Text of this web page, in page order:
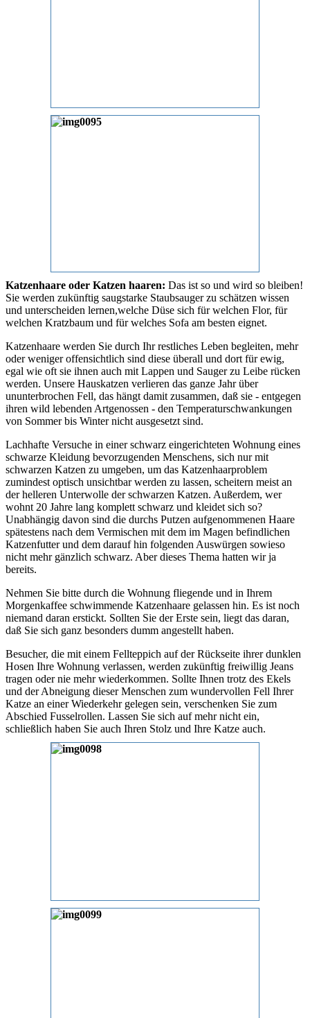
Katzenhaare oder Katzen haaren: Das ist so und wird so bleiben!
Sie werden zukünftig saugstarke Staubsauger zu schätzen wissen
und unterscheiden lernen,welche Düse sich für welchen Flor, für
welchen Kratzbaum und für welches Sofa am besten eignet.
Katzenhaare werden Sie durch Ihr restliches Leben begleiten, mehr
oder weniger offensichtlich sind diese überall und dort für ewig,
egal wie oft sie ihnen auch mit Lappen und Sauger zu Leibe rücken
werden. Unsere Hauskatzen verlieren das ganze Jahr über
ununterbrochen Fell, das hängt damit zusammen, daß sie - entgegen
ihren wild lebenden Artgenossen - den Temperaturschwankungen
von Sommer bis Winter nicht ausgesetzt sind.
Lachhafte Versuche in einer schwarz eingerichteten Wohnung eines
schwarze Kleidung bevorzugenden Menschens, sich nur mit
schwarzen Katzen zu umgeben, um das Katzenhaarproblem
zumindest optisch unsichtbar werden zu lassen, scheitern meist an
der helleren Unterwolle der schwarzen Katzen. Außerdem, wer
wohnt 20 Jahre lang komplett schwarz und kleidet sich so?
Unabhängig davon sind die durchs Putzen aufgenommenen Haare
spätestens nach dem Vermischen mit dem im Magen befindlichen
Katzenfutter und dem darauf hin folgenden Auswürgen sowieso
nicht mehr gänzlich schwarz. Aber dieses Thema hatten wir ja
bereits.
Nehmen Sie bitte durch die Wohnung fliegende und in Ihrem
Morgenkaffee schwimmende Katzenhaare gelassen hin. Es ist noch
niemand daran erstickt. Sollten Sie der Erste sein, liegt das daran,
daß Sie sich ganz besonders dumm angestellt haben.
Besucher, die mit einem Fellteppich auf der Rückseite ihrer dunklen
Hosen Ihre Wohnung verlassen, werden zukünftig freiwillig Jeans
tragen oder nie mehr wiederkommen. Sollte Ihnen trotz des Ekels
und der Abneigung dieser Menschen zum wundervollen Fell Ihrer
Katze an einer Wiederkehr gelegen sein, verschenken Sie zum
Abschied Fusselrollen. Lassen Sie sich auf mehr nicht ein,
schließlich haben Sie auch Ihren Stolz und Ihre Katze auch.